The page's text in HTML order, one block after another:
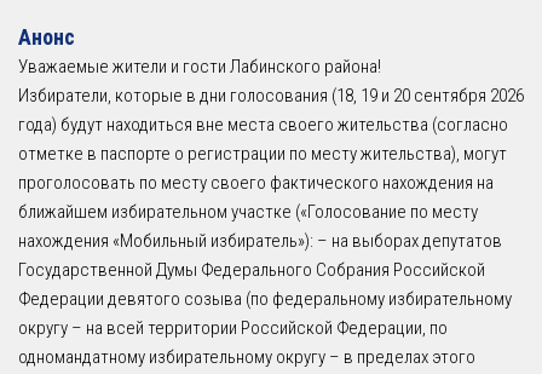
Анонс
Уважаемые жители и гости Лабинского района!
Избиратели, которые в дни голосования (18, 19 и 20 сентября 2026
года) будут находиться вне места своего жительства (согласно
отметке в паспорте о регистрации по месту жительства), могут
проголосовать по месту своего фактического нахождения на
ближайшем избирательном участке («Голосование по месту
нахождения «Мобильный избиратель»): – на выборах депутатов
Государственной Думы Федерального Собрания Российской
Федерации девятого созыва (по федеральному избирательному
округу – на всей территории Российской Федерации, по
одномандатному избирательному округу – в пределах этого